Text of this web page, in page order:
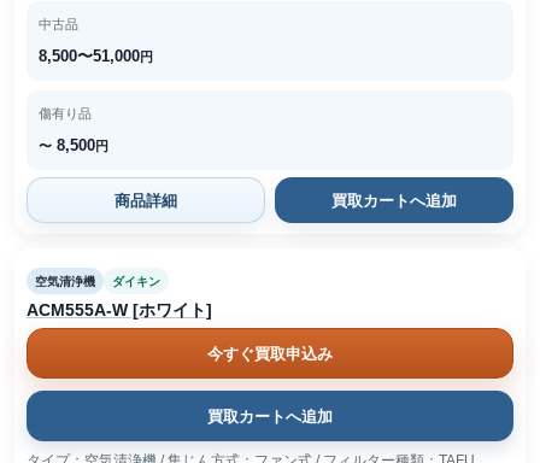
中古品
8,500〜51,000円
傷有り品
〜 8,500円
商品詳細 買取カートへ追加
空気清浄機 ダイキン
ACM555A-W [ホワイト]
今すぐ買取申込み
買取カートへ追加